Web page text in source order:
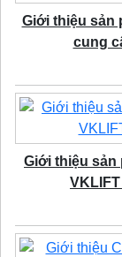
Giới thiệu sản
cung
Giới thiệu sản